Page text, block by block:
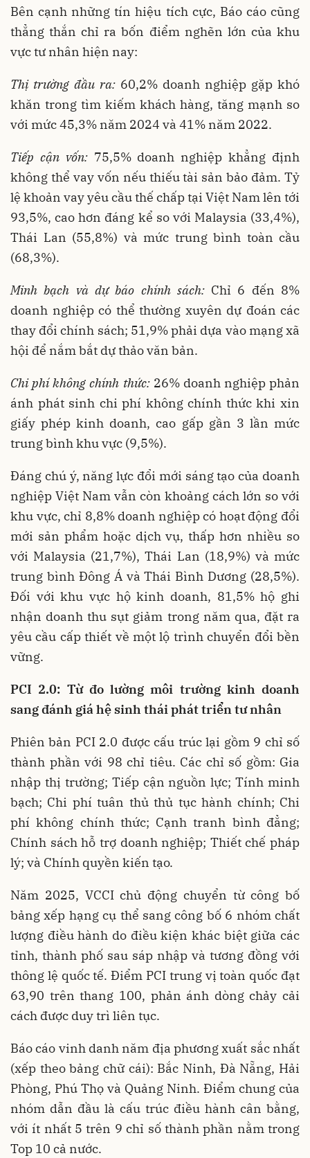
Bên cạnh những tín hiệu tích cực, Báo cáo cũng
thẳng thắn chỉ ra bốn điểm nghẽn lớn của khu
vực tư nhân hiện nay:
Thị trường đầu ra: 60,2% doanh nghiệp gặp khó
khăn trong tìm kiếm khách hàng, tăng mạnh so
với mức 45,3% năm 2024 và 41% năm 2022.
Tiếp cận vốn:75,5% doanh nghiệp khẳng định
không thể vay vốn nếu thiếu tài sản bảo đảm. Tỷ
lệ khoản vay yêu cầu thế chấp tại Việt Nam lên tới
93,5%, cao hơn đáng kể so với Malaysia (33,4%),
Thái Lan (55,8%) và mức trung bình toàn cầu
(68,3%).
Minh bạch và dự báo chính sách:Chỉ 6 đến 8%
doanh nghiệp có thể thường xuyên dự đoán các
thay đổi chính sách; 51,9% phải dựa vào mạng xã
hội để nắm bắt dự thảo văn bản.
Chi phí không chính thức:26% doanh nghiệp phản
ánh phát sinh chi phí không chính thức khi xin
giấy phép kinh doanh, cao gấp gần 3 lần mức
trung bình khu vực (9,5%).
Đáng chú ý, năng lực đổi mới sáng tạo của doanh
nghiệp Việt Nam vẫn còn khoảng cách lớn so với
khu vực, chỉ 8,8% doanh nghiệp có hoạt động đổi
mới sản phẩm hoặc dịch vụ, thấp hơn nhiều so
với Malaysia (21,7%), Thái Lan (18,9%) và mức
trung bình Đông Á và Thái Bình Dương (28,5%).
Đối với khu vực hộ kinh doanh, 81,5% hộ ghi
nhận doanh thu sụt giảm trong năm qua, đặt ra
yêu cầu cấp thiết về một lộ trình chuyển đổi bền
vững.
PCI 2.0: Từ đo lường môi trường kinh doanh
sang đánh giá hệ sinh thái phát triển tư nhân
Phiên bản PCI 2.0 được cấu trúc lại gồm 9 chỉ số
thành phần với 98 chỉ tiêu. Các chỉ số gồm: Gia
nhập thị trường; Tiếp cận nguồn lực; Tính minh
bạch; Chi phí tuân thủ thủ tục hành chính; Chi
phí không chính thức; Cạnh tranh bình đẳng;
Chính sách hỗ trợ doanh nghiệp; Thiết chế pháp
lý; và Chính quyền kiến tạo.
Năm 2025, VCCI chủ động chuyển từ công bố
bảng xếp hạng cụ thể sang công bố 6 nhóm chất
lượng điều hành do điều kiện khác biệt giữa các
tỉnh, thành phố sau sáp nhập và tương đồng với
thông lệ quốc tế. Điểm PCI trung vị toàn quốc đạt
63,90 trên thang 100, phản ánh dòng chảy cải
cách được duy trì liên tục.
Báo cáo vinh danh năm địa phương xuất sắc nhất
(xếp theo bảng chữ cái): Bắc Ninh, Đà Nẵng, Hải
Phòng, Phú Thọ và Quảng Ninh. Điểm chung của
nhóm dẫn đầu là cấu trúc điều hành cân bằng,
với ít nhất 5 trên 9 chỉ số thành phần nằm trong
Top 10 cả nước.